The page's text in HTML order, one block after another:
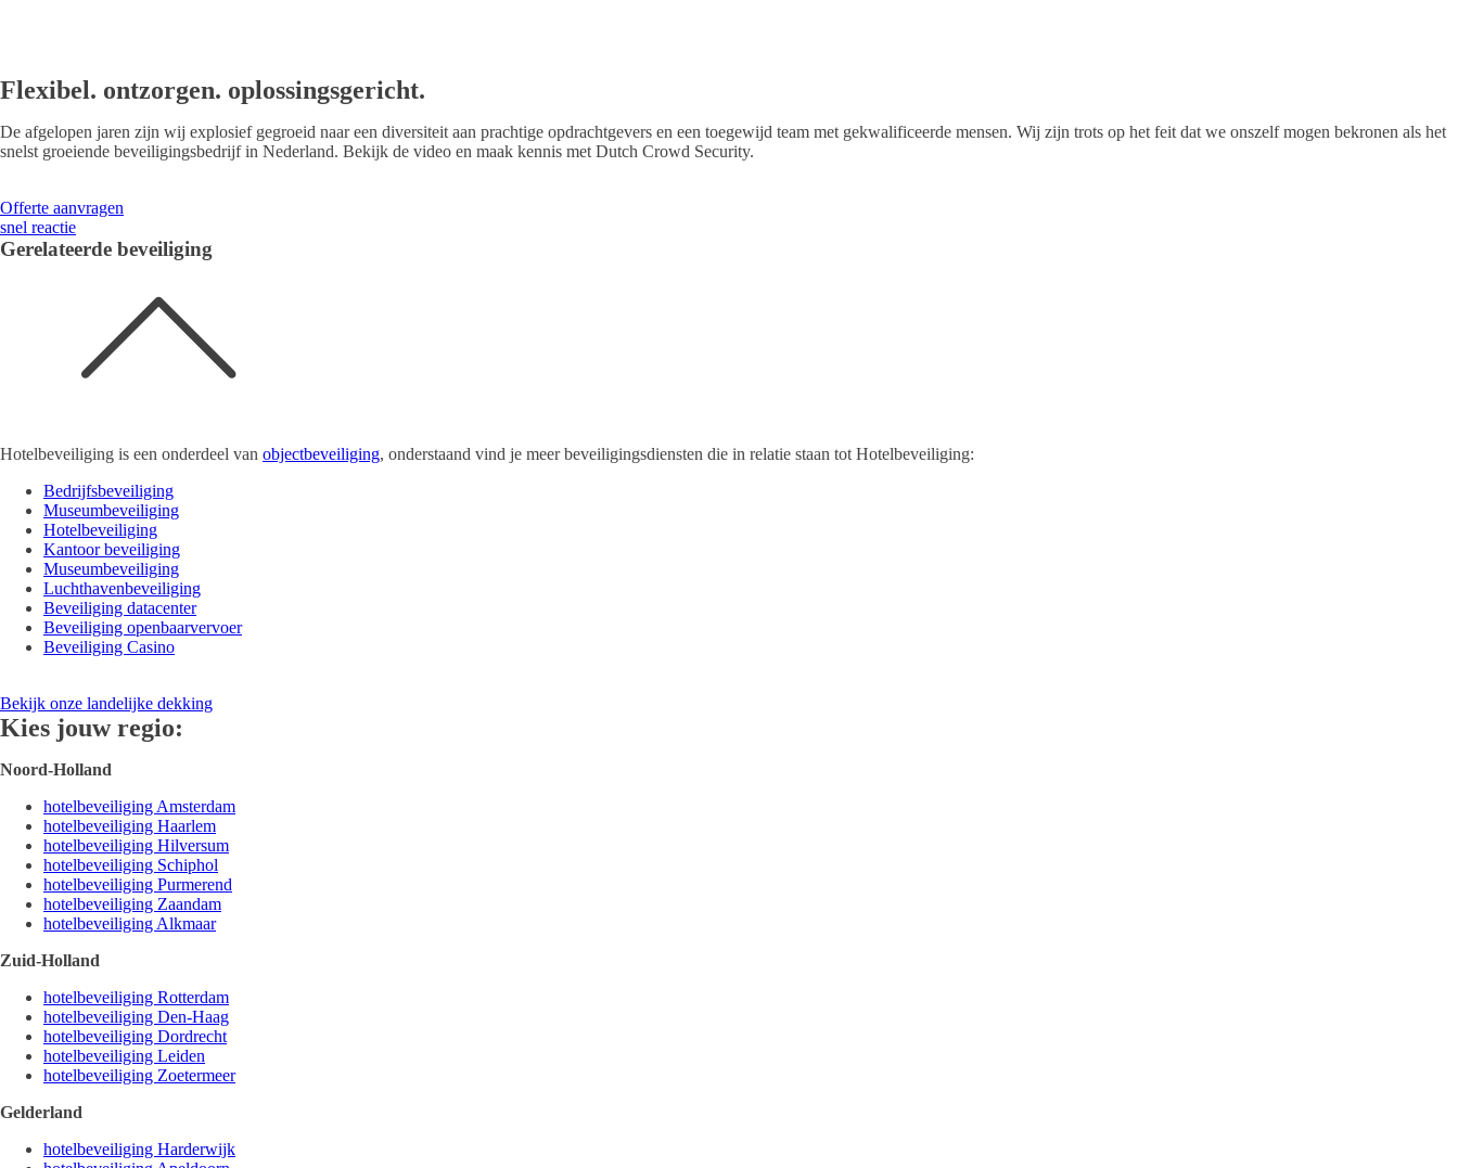
Flexibel. ontzorgen. oplossingsgericht.
De afgelopen jaren zijn wij explosief gegroeid naar een diversiteit aan prachtige opdrachtgevers en een toegewijd team met gekwalificeerde mensen. Wij zijn trots op het feit dat we onszelf mogen bekronen als het
snelst groeiende beveiligingsbedrijf in Nederland. Bekijk de video en maak kennis met Dutch Crowd Security.
Offerte aanvragen
snel reactie
Gerelateerde beveiliging
Hotelbeveiliging is een onderdeel van objectbeveiliging, onderstaand vind je meer beveiligingsdiensten die in relatie staan tot Hotelbeveiliging:
Bedrijfsbeveiliging
Museumbeveiliging
Hotelbeveiliging
Kantoor beveiliging
Museumbeveiliging
Luchthavenbeveiliging
Beveiliging datacenter
Beveiliging openbaarvervoer
Beveiliging Casino
Bekijk onze landelijke dekking
Kies jouw regio:
Noord-Holland
hotelbeveiliging Amsterdam
hotelbeveiliging Haarlem
hotelbeveiliging Hilversum
hotelbeveiliging Schiphol
hotelbeveiliging Purmerend
hotelbeveiliging Zaandam
hotelbeveiliging Alkmaar
Zuid-Holland
hotelbeveiliging Rotterdam
hotelbeveiliging Den-Haag
hotelbeveiliging Dordrecht
hotelbeveiliging Leiden
hotelbeveiliging Zoetermeer
Gelderland
hotelbeveiliging Harderwijk